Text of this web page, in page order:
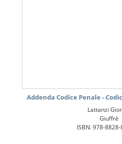
Addenda Codice Penale -
Lattanzi
Giuffrè
ISBN: 978-